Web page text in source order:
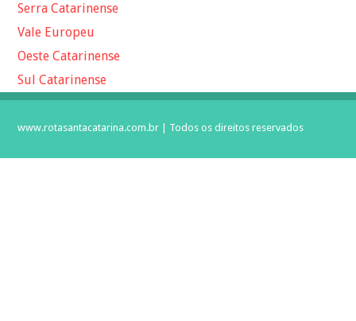
Serra Catarinense
Vale Europeu
Oeste Catarinense
Sul Catarinense
www.rotasantacatarina.com.br | Todos os direitos reservados